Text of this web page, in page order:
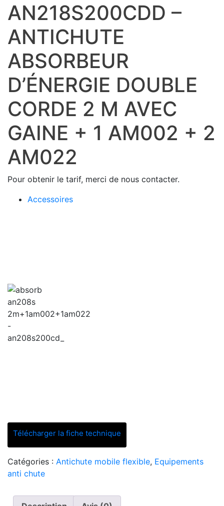
AN218S200CDD –
ANTICHUTE
ABSORBEUR
D’ÉNERGIE DOUBLE
CORDE 2 M AVEC
GAINE + 1 AM002 + 2
AM022
Pour obtenir le tarif, merci de nous contacter.
Accessoires
Télécharger la fiche technique
Catégories : Antichute mobile flexible, Equipements
anti chute